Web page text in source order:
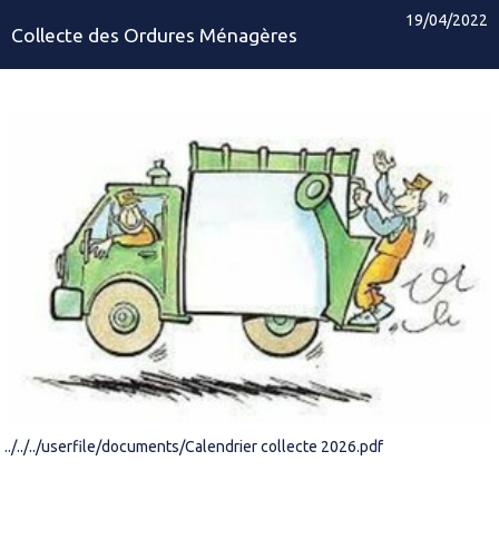
Collecte des Ordures Ménagères
19/04/2022
../../../userfile/documents/Calendrier collecte 2026.pdf